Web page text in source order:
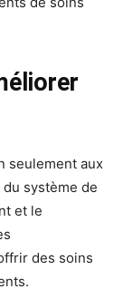
seulement aux
du système de
et le
des soins